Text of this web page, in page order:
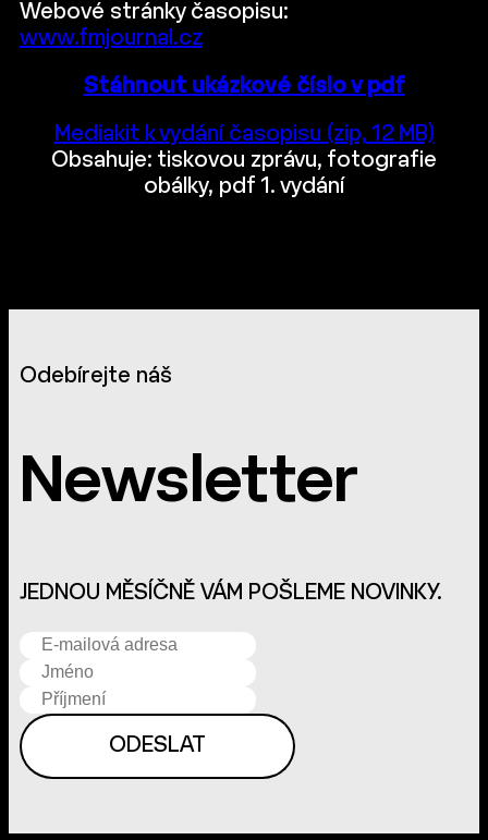
Webové stránky časopisu:
www.fmjournal.cz
Stáhnout ukázkové číslo v pdf
Mediakit k vydání časopisu (zip, 12 MB)
Obsahuje: tiskovou zprávu, fotografie
obálky, pdf 1. vydání
Odebírejte náš
Newsletter
JEDNOU MĚSÍČNĚ VÁM POŠLEME NOVINKY.